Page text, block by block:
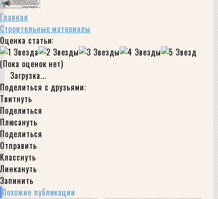
Главная
Строительные материалы
Оценка статьи:
(Пока оценок нет)
Загрузка...
Поделиться с друзьями:
Твитнуть
Поделиться
Плюсануть
Поделиться
Отправить
Класснуть
Линкануть
Запинить
Похожие публикации